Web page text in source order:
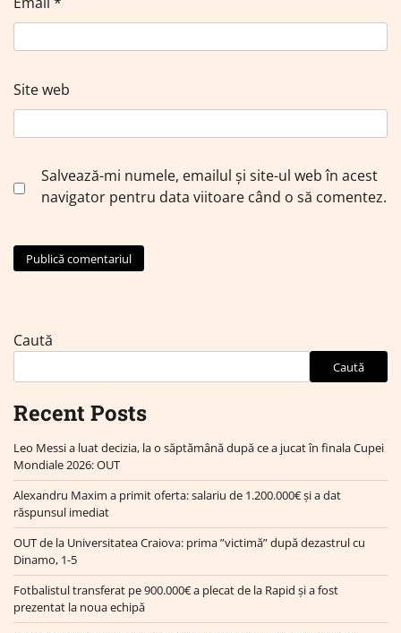
Site web
Salvează-mi numele, emailul și site-ul web în acest
navigator pentru data viitoare când o să comentez.
Caută
Caută
Recent Posts
Leo Messi a luat decizia, la o săptămână după ce a jucat în finala Cupei
Mondiale 2026: OUT
Alexandru Maxim a primit oferta: salariu de 1.200.000€ și a dat
răspunsul imediat
OUT de la Universitatea Craiova: prima ”victimă” după dezastrul cu
Dinamo, 1-5
Fotbalistul transferat pe 900.000€ a plecat de la Rapid și a fost
prezentat la noua echipă